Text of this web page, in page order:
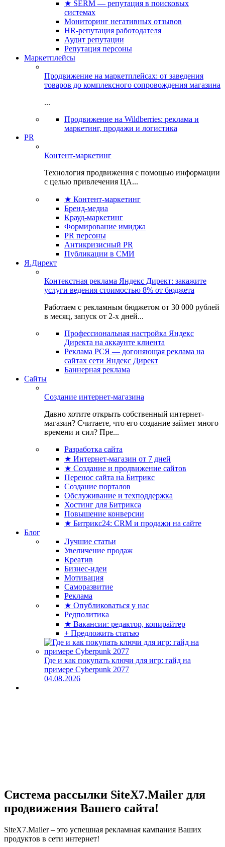
★ SERM — репутация в поисковых
системах
Мониторинг негативных отзывов
HR-репутация работодателя
Аудит репутации
Репутация персоны
Маркетплейсы
Продвижение на маркетплейсах: от заведения
товаров до комплексного сопровождения магазина
...
Продвижение на Wildberries: реклама и
маркетинг, продажи и логистика
PR
Контент-маркетинг
Технология продвижения с помощью информации
с целью привлечения ЦА...
★ Контент-маркетинг
Бренд-медиа
Крауд-маркетинг
Формирование имиджа
PR персоны
Антикризисный PR
Публикации в СМИ
Я.Директ
Контекстная реклама Яндекс Директ: закажите
услуги ведения стоимостью 8% от бюджета
Работаем с рекламным бюджетом от 30 000 рублей
в месяц, запуск от 2-х дней...
Профессиональная настройка Яндекс
Директа на аккаунте клиента
Реклама РСЯ — догоняющая реклама на
сайтах сети Яндекс Директ
Баннерная реклама
Сайты
Создание интернет-магазина
Давно хотите открыть собственный интернет-
магазин? Считаете, что его создание займет много
времени и сил? Пре...
Разработка сайта
★ Интернет-магазин от 7 дней
★ Создание и продвижение сайтов
Перенос сайта на Битрикс
Создание порталов
Обслуживание и техподдержка
Хостинг для Битрикса
Повышение конверсии
★ Битрикс24: CRM и продажи на сайте
Блог
Лучшие статьи
Увеличение продаж
Креатив
Бизнес-идеи
Мотивация
Саморазвитие
Реклама
★ Опубликоваться у нас
Редполитика
★ Вакансии: редактор, копирайтер
+ Предложить статью
Где и как покупать ключи для игр: гайд на
примере Cyberpunk 2077
04.08.2026
Система рассылки SiteX7.Mailer для
продвижения Вашего сайта!
SiteX7.Mailer – это успешная рекламная кампания Ваших
продуктов в сети интернет!